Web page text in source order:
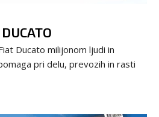
Ducato milijonom ljudi in
pri delu, prevozih in rasti